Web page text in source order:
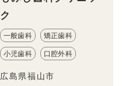
ク
一般歯科 矯正歯科
小児歯科 口腔外科
広島県福山市